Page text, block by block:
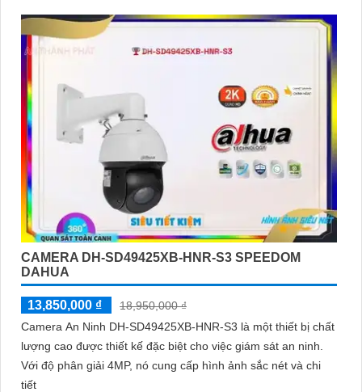
CAMERA DH-SD49425XB-HNR-S3 SPEEDOM
DAHUA
13,850,000 ₫
18,950,000 ₫
Camera An Ninh DH-SD49425XB-HNR-S3 là một thiết bị chất
lượng cao được thiết kế đặc biệt cho việc giám sát an ninh.
Với độ phân giải 4MP, nó cung cấp hình ảnh sắc nét và chi
tiết